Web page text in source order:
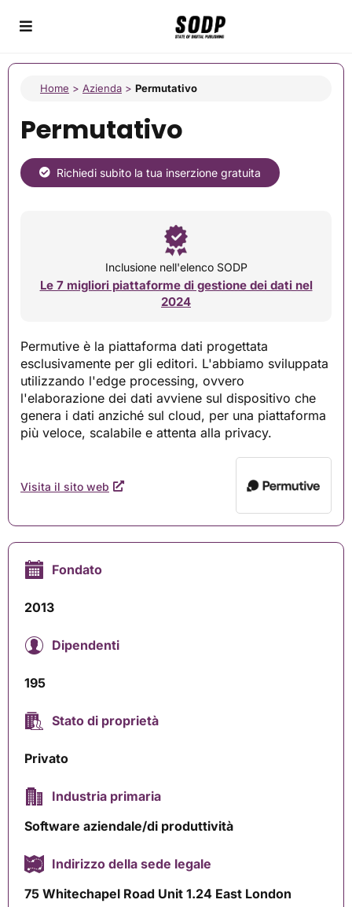
Home > Azienda > Permutativo
Permutativo
Richiedi subito la tua inserzione gratuita
Inclusione nell'elenco SODP
Le 7 migliori piattaforme di gestione dei dati nel
2024
Permutive è la piattaforma dati progettata
esclusivamente per gli editori. L'abbiamo sviluppata
utilizzando l'edge processing, ovvero
l'elaborazione dei dati avviene sul dispositivo che
genera i dati anziché sul cloud, per una piattaforma
più veloce, scalabile e attenta alla privacy.
Visita il sito web
Fondato
2013
Dipendenti
195
Stato di proprietà
Privato
Industria primaria
Software aziendale/di produttività
Indirizzo della sede legale
75 Whitechapel Road Unit 1.24 East London